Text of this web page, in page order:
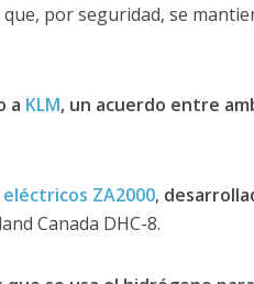
por seguridad, se
a KLM, un acuerdo entre
ZA2000,
Canada DHC-8.